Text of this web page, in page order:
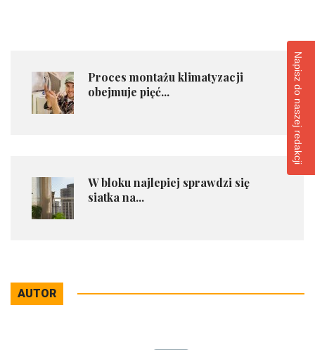
​Proces montażu klimatyzacji
obejmuje pięć...
​W bloku najlepiej sprawdzi się
siatka na...
AUTOR
Napisz do naszej redakcji